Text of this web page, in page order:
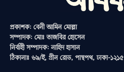
প্রকাশক: বেনী আমিন মোল্লা
সম্পাদক: মোঃ তাজবির হোসেন
নির্বাহী সম্পাদক: নাহিদ হাসান
ঠিকানাঃ ৬৯/ই, গ্রীন রোড, পান্থপথ, ঢাকা-১২১৫